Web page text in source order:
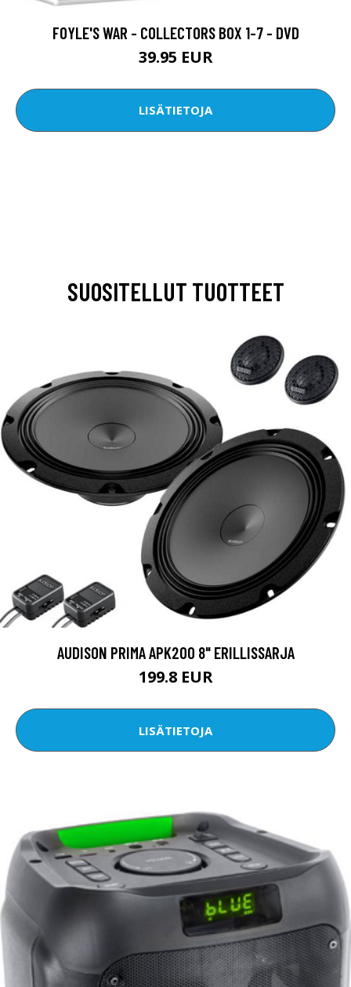
FOYLE'S WAR - COLLECTORS BOX 1-7 - DVD
39.95 EUR
LISÄTIETOJA
SUOSITELLUT TUOTTEET
AUDISON PRIMA APK200 8" ERILLISSARJA
199.8 EUR
LISÄTIETOJA